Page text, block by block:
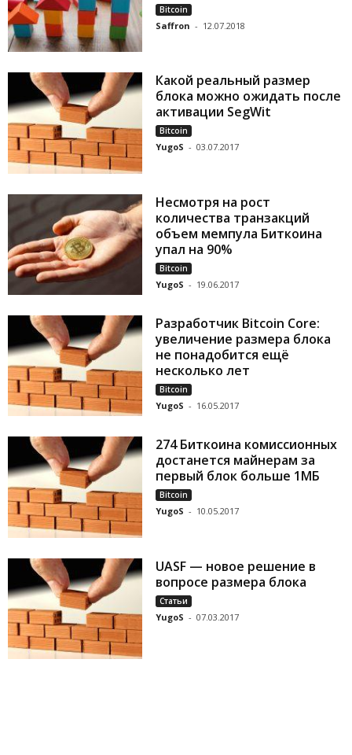
Bitcoin
Saffron - 12.07.2018
Какой реальный размер
блока можно ожидать после
активации SegWit
Bitcoin
YugoS - 03.07.2017
Несмотря на рост
количества транзакций
объем мемпула Биткоина
упал на 90%
Bitcoin
YugoS - 19.06.2017
Разработчик Bitcoin Core:
увеличение размера блока
не понадобится ещё
несколько лет
Bitcoin
YugoS - 16.05.2017
274 Биткоина комиссионных
достанется майнерам за
первый блок больше 1МБ
Bitcoin
YugoS - 10.05.2017
UASF — новое решение в
вопросе размера блока
Статьи
YugoS - 07.03.2017